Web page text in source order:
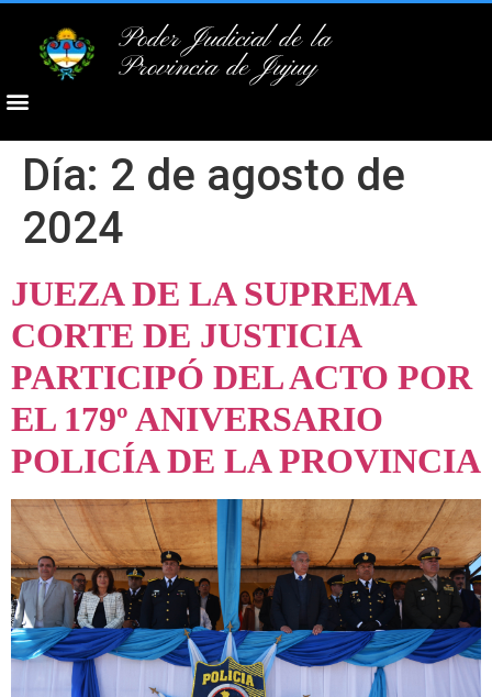
Poder Judicial de la
Provincia de Jujuy
Día: 2 de agosto de
2024
JUEZA DE LA SUPREMA
CORTE DE JUSTICIA
PARTICIPÓ DEL ACTO POR
EL 179º ANIVERSARIO
POLICÍA DE LA PROVINCIA